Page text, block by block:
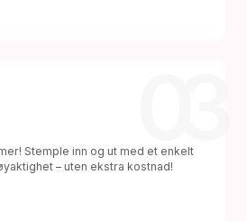
Stemple inn og ut med et enkelt
– uten ekstra kostnad!